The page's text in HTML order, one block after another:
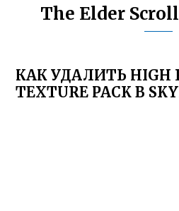
The Elder
КАК УДАЛИТЬ HIGH
TEXTURE PACK В